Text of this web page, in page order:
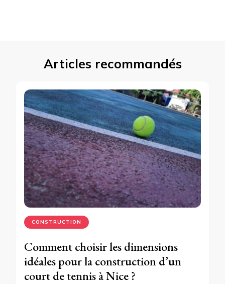
Articles recommandés
CONSTRUCTION
Comment choisir les dimensions
idéales pour la construction d’un
court de tennis à Nice ?